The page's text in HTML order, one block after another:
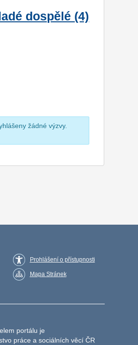
dospělé (4)
žádné výzvy.
Prohlášení o přístupnosti
Mapa Stránek
portálu je
práce a sociálních věcí ČR